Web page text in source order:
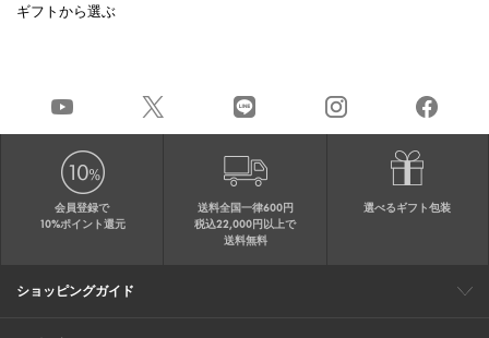
ギフトから選ぶ
会員登録で
10%ポイント還元
送料全国一律600円
税込22,000円以上で
送料無料
選べるギフト包装
ショッピングガイド